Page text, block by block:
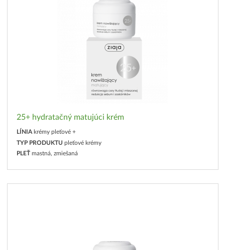
25+ hydratačný matujúci krém
LÍNIA krémy pleťové +
TYP PRODUKTU pleťové krémy
PLEŤ mastná, zmiešaná